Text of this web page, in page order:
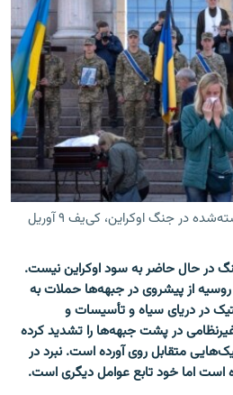
در جنگ اوکراین، کی‌یف ۹ آوریل
در حال حاضر به سود اوکراین نیست.
روسیه از پیشروی در جبهه‌ها حملات به
در دریای سیاه و تأسیسات و
در پشت جبهه‌ها را تشدید کرده
متقابل روی آورده است. نبرد در
است اما خود تابع عوامل دیگری است.